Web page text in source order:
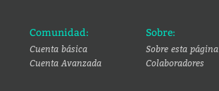
Comunidad:
Cuenta básica
Cuenta Avanzada
Sobre:
Sobre esta página
Colaboradores